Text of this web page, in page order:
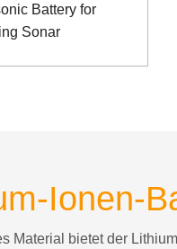
Battery for
Sonar
Ionen-
Material bietet der